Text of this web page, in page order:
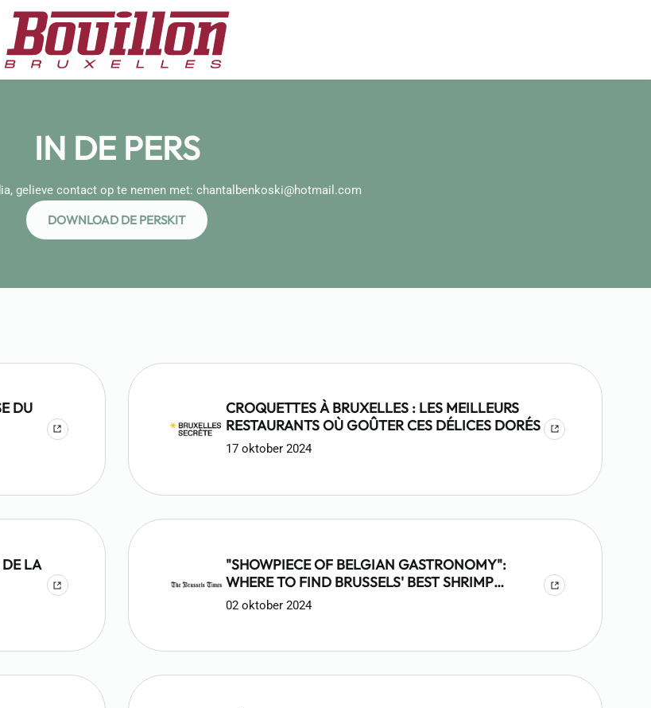
IN DE PERS
gelieve contact op te nemen met: chantalbenkoski@hotmail.com
DOWNLOAD DE PERSKIT
DU
CROQUETTES À BRUXELLES : LES MEILLEURS
RESTAURANTS OÙ GOÛTER CES DÉLICES DORÉS
17 oktober 2024
LA
"SHOWPIECE OF BELGIAN GASTRONOMY":
WHERE TO FIND BRUSSELS' BEST SHRIMP
CROQUETTES
02 oktober 2024